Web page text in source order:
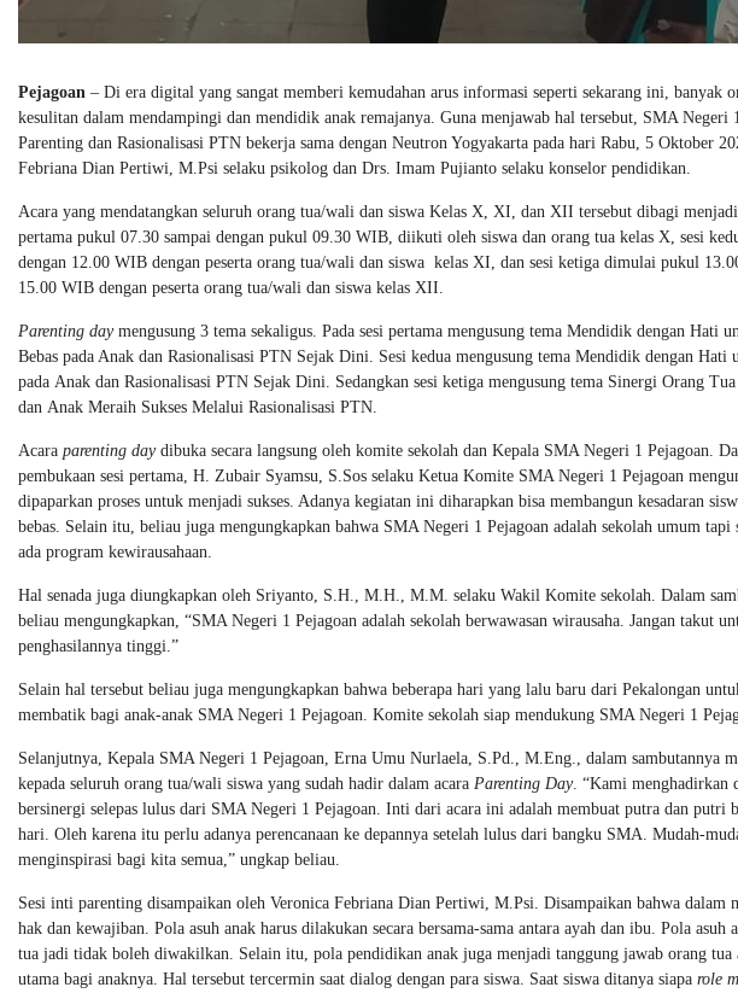
Pejagoan – Di era digital yang sangat memberi kemudahan arus informasi seperti sekarang ini, banyak
kesulitan dalam mendampingi dan mendidik anak remajanya. Guna menjawab hal tersebut, SMA Negeri
Parenting dan Rasionalisasi PTN bekerja sama dengan Neutron Yogyakarta pada hari Rabu, 5 Oktober
Febriana Dian Pertiwi, M.Psi selaku psikolog dan Drs. Imam Pujianto selaku konselor pendidikan.
Acara yang mendatangkan seluruh orang tua/wali dan siswa Kelas X, XI, dan XII tersebut dibagi menjadi
pertama pukul 07.30 sampai dengan pukul 09.30 WIB, diikuti oleh siswa dan orang tua kelas X, sesi
dengan 12.00 WIB dengan peserta orang tua/wali dan siswa kelas XI, dan sesi ketiga dimulai pukul
15.00 WIB dengan peserta orang tua/wali dan siswa kelas XII.
Parenting daymengusung 3 tema sekaligus. Pada sesi pertama mengusung tema Mendidik dengan Hati
Bebas pada Anak dan Rasionalisasi PTN Sejak Dini. Sesi kedua mengusung tema Mendidik dengan Hati
pada Anak dan Rasionalisasi PTN Sejak Dini. Sedangkan sesi ketiga mengusung tema Sinergi Orang Tua
dan Anak Meraih Sukses Melalui Rasionalisasi PTN.
Acara parenting daydibuka secara langsung oleh komite sekolah dan Kepala SMA Negeri 1 Pejagoan.
pembukaan sesi pertama, H. Zubair Syamsu, S.Sos selaku Ketua Komite SMA Negeri 1 Pejagoan
dipaparkan proses untuk menjadi sukses. Adanya kegiatan ini diharapkan bisa membangun kesadaran
bebas. Selain itu, beliau juga mengungkapkan bahwa SMA Negeri 1 Pejagoan adalah sekolah umum tapi
ada program kewirausahaan.
Hal senada juga diungkapkan oleh Sriyanto, S.H., M.H., M.M. selaku Wakil Komite sekolah. Dalam
beliau mengungkapkan, “SMA Negeri 1 Pejagoan adalah sekolah berwawasan wirausaha. Jangan takut
penghasilannya tinggi.”
Selain hal tersebut beliau juga mengungkapkan bahwa beberapa hari yang lalu baru dari Pekalongan
membatik bagi anak-anak SMA Negeri 1 Pejagoan. Komite sekolah siap mendukung SMA Negeri 1
Selanjutnya, Kepala SMA Negeri 1 Pejagoan, Erna Umu Nurlaela, S.Pd., M.Eng., dalam sambutannya
kepada seluruh orang tua/wali siswa yang sudah hadir dalam acara Parenting Day. “Kami menghadirkan
bersinergi selepas lulus dari SMA Negeri 1 Pejagoan. Inti dari acara ini adalah membuat putra dan putri
hari. Oleh karena itu perlu adanya perencanaan ke depannya setelah lulus dari bangku SMA. Mudah-
menginspirasi bagi kita semua,” ungkap beliau.
Sesi inti parenting disampaikan oleh Veronica Febriana Dian Pertiwi, M.Psi. Disampaikan bahwa dalam
hak dan kewajiban. Pola asuh anak harus dilakukan secara bersama-sama antara ayah dan ibu. Pola asuh
tua jadi tidak boleh diwakilkan. Selain itu, pola pendidikan anak juga menjadi tanggung jawab orang tua
utama bagi anaknya. Hal tersebut tercermin saat dialog dengan para siswa. Saat siswa ditanya siapa role m